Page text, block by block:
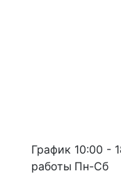
График
работы
10:00 -
Пн-Сб